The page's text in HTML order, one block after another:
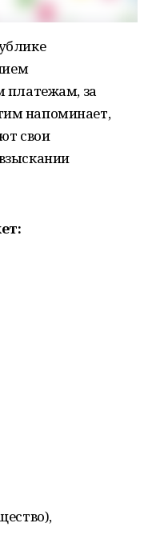
платежам, за
напоминает,
свои